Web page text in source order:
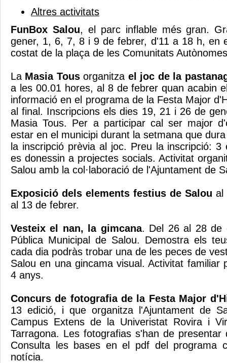
Altres activitats
FunBox Salou, el parc inflable més gran.
gener, 1, 6, 7, 8 i 9 de febrer, d'11 a 18 h, en
costat de la plaça de les Comunitats
La Masia Tousorganitza el joc de la
a les 00.01 hores, al 8 de febrer quan acabin
informació en el programa de la Festa Major
al final. Inscripcions els dies 19, 21 i 26 de
Masia Tous. Per a participar cal ser major
estar en el municipi durant la setmana que
la inscripció prèvia al joc. Preu la inscripció:
es donessin a projectes socials. Activitat
Salou amb la col·laboració de l'Ajuntament de
Exposició dels elements festius de Salou al
al 13 de febrer.
Vesteix el nan, la gimcana. Del 26 al 28 de
Pública Municipal de Salou. Demostra els
cada dia podràs trobar una de les peces de
Salou en una gincama visual. Activitat familiar
4 anys.
Concurs de fotografia de la Festa Major
13 edició, i que organitza l'Ajuntament de
Campus Extens de la Univeristat Rovira i
Tarragona. Les fotografias s'han de
Consulta les bases en el pdf del programa
notícia.